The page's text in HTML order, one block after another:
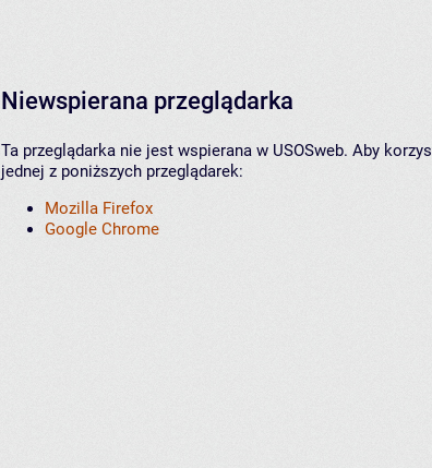
Niewspierana przeglądarka
Ta przeglądarka nie jest wspierana w USOSweb. Aby
jednej z poniższych przeglądarek:
Mozilla Firefox
Google Chrome